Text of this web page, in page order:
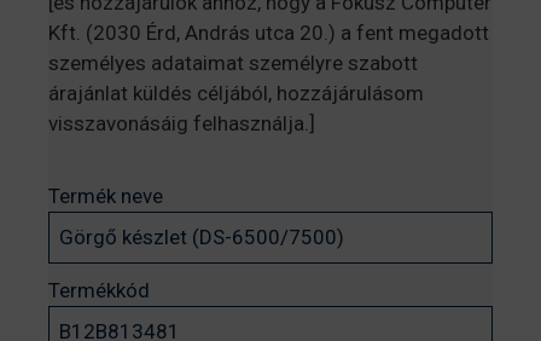
Kft. (2030 Érd, András utca 20.) a fent megadott
személyes adataimat személyre szabott
árajánlat küldés céljából, hozzájárulásom
visszavonásáig felhasználja.]
Termék neve
Termékkód